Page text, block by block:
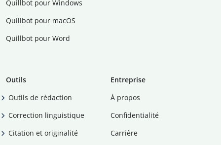
Quillbot pour Windows
Quillbot pour macOS
Quillbot pour Word
Outils
Outils de rédaction
Correction linguistique
Citation et originalité
Entreprise
À propos
Confidentialité
Carrière